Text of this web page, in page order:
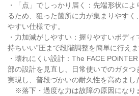
・「点」でしっかり届く：先端形状に
るため、狙った箇所に力が集まりやすく
やすい仕様です。
・力加減がしやすい：握りやすいボデ
持ちいい”圧まで段階調整を簡単に行えま
・壊れにくい設計：The FACE
部の設計を見直し、日常使いでのガタつ
実現し、普段づかいの耐久性を高めまし
※落下・過度な力は故障の原因になり